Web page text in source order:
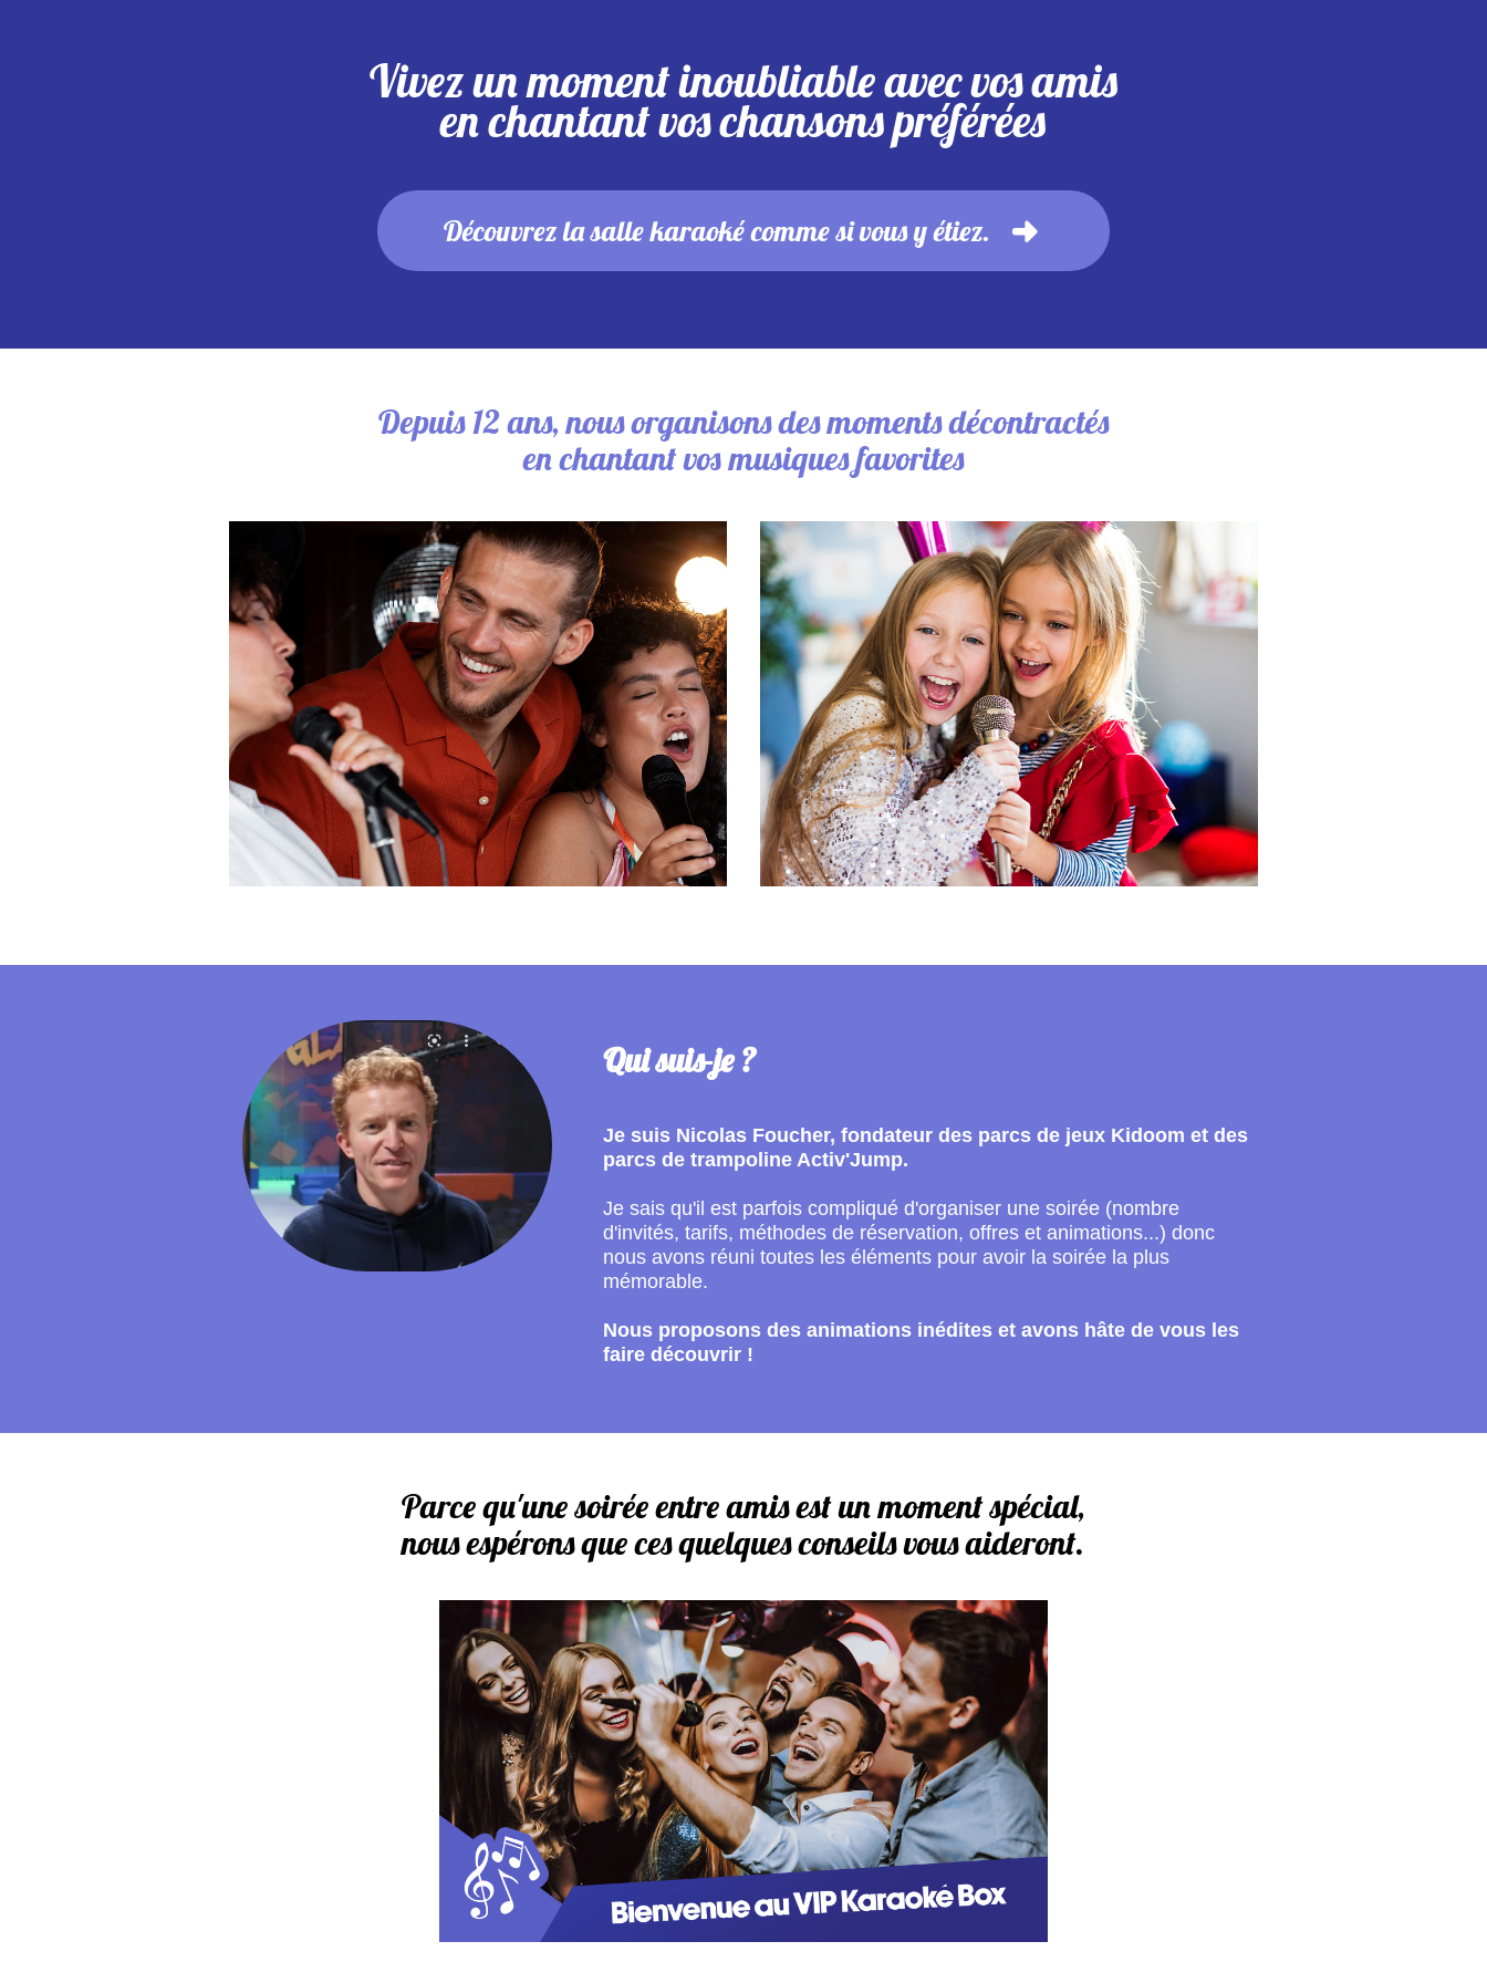
Vivez un moment inoubliable avec vos amis
en chantant vos chansons préférées
Découvrez la salle karaoké comme si vous y étiez.
Depuis 12 ans, nous organisons des moments décontractés
en chantant vos musiques favorites
Qui suis-je ?
Je suis Nicolas Foucher, fondateur des parcs de jeux Kidoom et des
parcs de trampoline Activ'Jump.
Je sais qu'il est parfois compliqué d'organiser une soirée (nombre
d'invités, tarifs, méthodes de réservation, offres et animations...) donc
nous avons réuni toutes les éléments pour avoir la soirée la plus
mémorable.
Nous proposons des animations inédites et avons hâte de vous les
faire découvrir !
Parce qu'une soirée entre amis est un moment spécial,
nous espérons que ces quelques conseils vous aideront.